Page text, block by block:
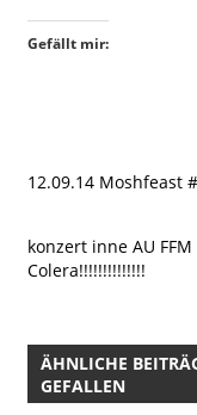
Gefällt mir:
12.09.14 Moshfeast
konzert inne AU
Colera!!!!!!!!!!!!!!
ÄHNLICHE
GEFALLEN